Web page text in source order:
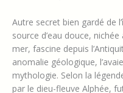
Autre secret bien gardé de
source d’eau douce,
mer, fascine depuis
anomalie géologique,
mythologie. Selon la
par le dieu-fleuve Alphée,